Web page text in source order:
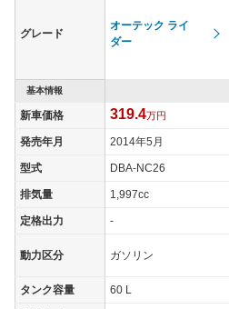
グレード
オーテック ライ
ダー
基本情報
新車価格 319.4万円
発売年月 2014年5月
型式 DBA-NC26
排気量 1,997cc
定格出力 -
動力区分 ガソリン
タンク容量 60 L